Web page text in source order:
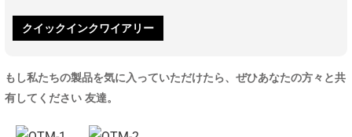
クイックインクワイアリー
もし私たちの製品を気に入っていただけたら、ぜひあなたの方々と共
有してください 友達。